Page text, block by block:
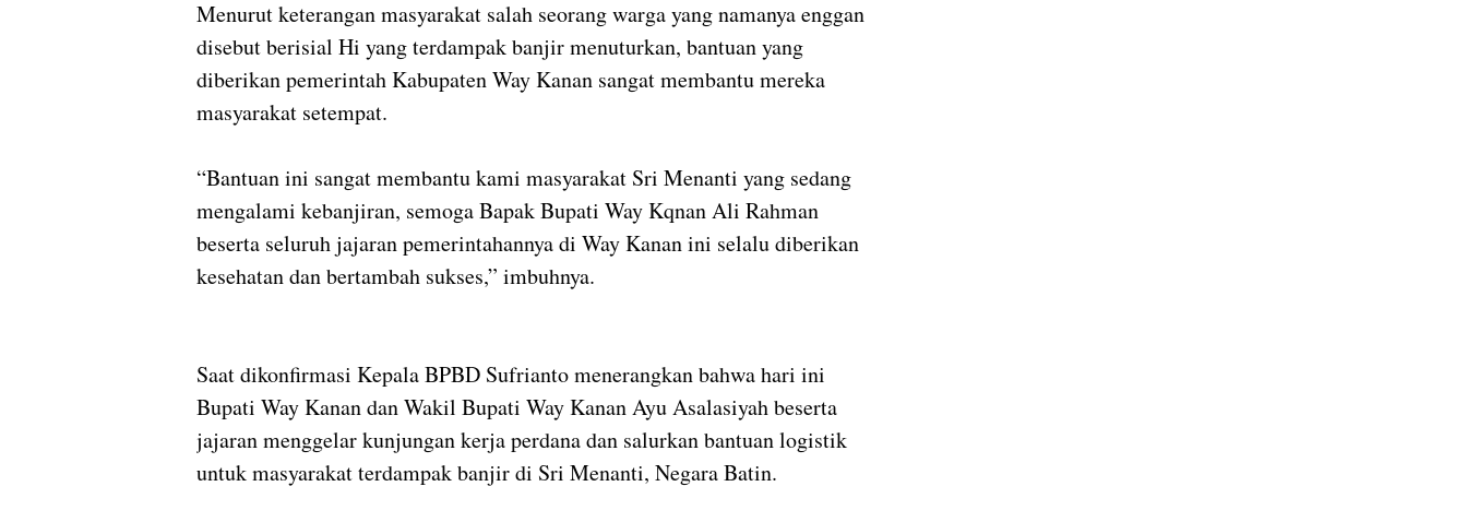
Menurut keterangan masyarakat salah seorang warga yang namanya enggan
disebut berisial Hi yang terdampak banjir menuturkan, bantuan yang
diberikan pemerintah Kabupaten Way Kanan sangat membantu mereka
masyarakat setempat.
“Bantuan ini sangat membantu kami masyarakat Sri Menanti yang sedang
mengalami kebanjiran, semoga Bapak Bupati Way Kqnan Ali Rahman
beserta seluruh jajaran pemerintahannya di Way Kanan ini selalu diberikan
kesehatan dan bertambah sukses,” imbuhnya.
Saat dikonfirmasi Kepala BPBD Sufrianto menerangkan bahwa hari ini
Bupati Way Kanan dan Wakil Bupati Way Kanan Ayu Asalasiyah beserta
jajaran menggelar kunjungan kerja perdana dan salurkan bantuan logistik
untuk masyarakat terdampak banjir di Sri Menanti, Negara Batin.